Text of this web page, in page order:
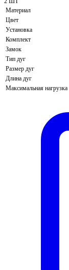
Материал
Цвет
Установка
Комплект
Замок
Тип дуг
Размер дуг
Длина дуг
Максимальная нагрузка